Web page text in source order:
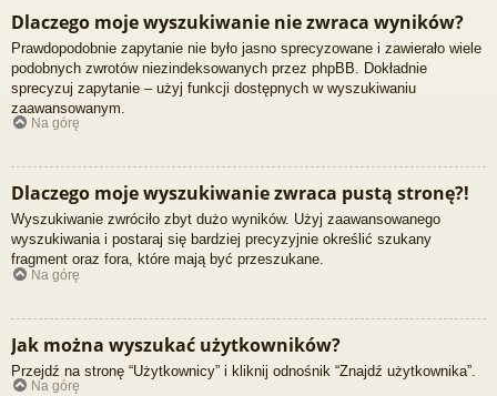
Dlaczego moje wyszukiwanie nie zwraca wyników?
Prawdopodobnie zapytanie nie było jasno sprecyzowane i zawierało wiele
podobnych zwrotów niezindeksowanych przez phpBB. Dokładnie
sprecyzuj zapytanie – użyj funkcji dostępnych w wyszukiwaniu
zaawansowanym.
Na górę
Dlaczego moje wyszukiwanie zwraca pustą stronę?!
Wyszukiwanie zwróciło zbyt dużo wyników. Użyj zaawansowanego
wyszukiwania i postaraj się bardziej precyzyjnie określić szukany
fragment oraz fora, które mają być przeszukane.
Na górę
Jak można wyszukać użytkowników?
Przejdź na stronę “Użytkownicy” i kliknij odnośnik “Znajdź użytkownika”.
Na górę